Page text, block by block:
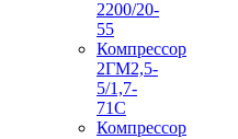
2200/20-
55
Компрессор
2ГМ2,5-
5/1,7-
71С
Компрессор